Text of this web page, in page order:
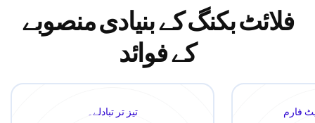
فلائٹ بکنگ کے بنیادی منصوبے
کے فوائد
تیز تر تبادلے۔ فارم